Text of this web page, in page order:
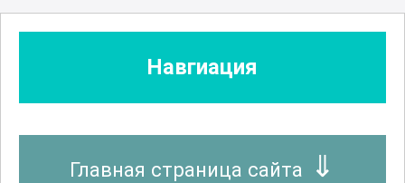
Навгиация
Главная страница сайта